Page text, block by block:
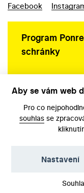
Facebook
Program
schránky
Aby se vám web
Pro co
souhlas se
Nastavení